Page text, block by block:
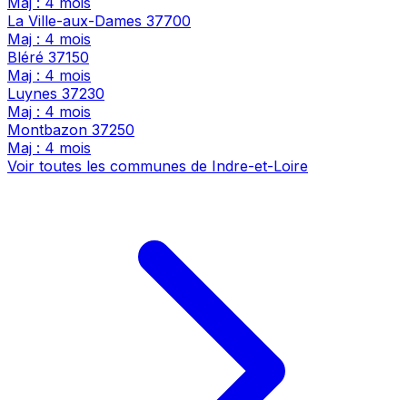
La Ville-aux-Dames 37700
Maj : 4 mois
Bléré 37150
Maj : 4 mois
Luynes 37230
Maj : 4 mois
Montbazon 37250
Maj : 4 mois
Voir toutes les communes de Indre-et-Loire